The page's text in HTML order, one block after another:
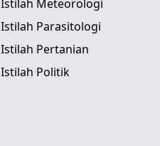
Istilah Meteorologi
Istilah Parasitologi
Istilah Pertanian
Istilah Politik